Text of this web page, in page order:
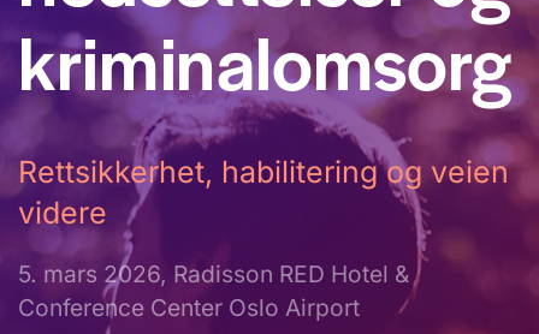
kriminal­omsorg
Rettsikkerhet, habilitering og veien
videre
5. mars 2026, Radisson RED Hotel &
Conference Center Oslo Airport